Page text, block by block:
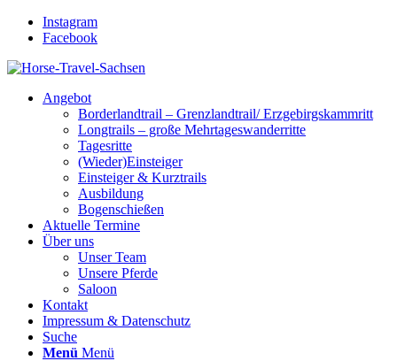
Instagram
Facebook
Angebot
Borderlandtrail – Grenzlandtrail/ Erzgebirgskammritt
Longtrails – große Mehrtageswanderritte
Tagesritte
(Wieder)Einsteiger
Einsteiger & Kurztrails
Ausbildung
Bogenschießen
Aktuelle Termine
Über uns
Unser Team
Unsere Pferde
Saloon
Kontakt
Impressum & Datenschutz
Suche
Menü Menü